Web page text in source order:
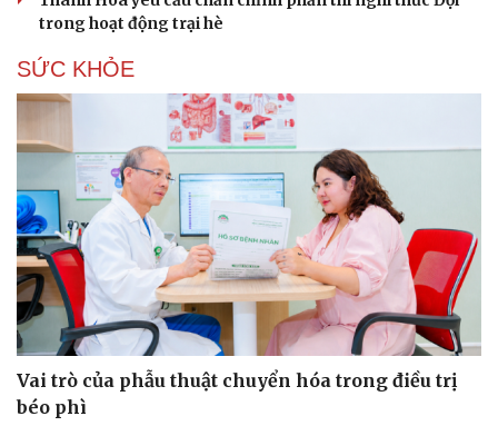
Văn hóa
trong hoạt động trại hè
SỨC KHỎE
Vai trò của phẫu thuật chuyển hóa trong điều trị
béo phì